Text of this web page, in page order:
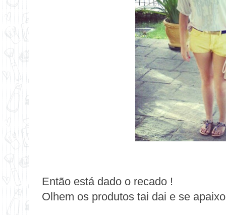
Então está dado o recado !
Olhem os produtos tai dai e se